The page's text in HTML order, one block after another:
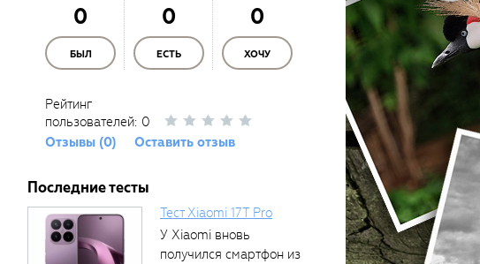
0
БЫЛ
0
ЕСТЬ
0
ХОЧУ
Рейтинг
пользователей: 0
Отзывы (0)
Оставить отзыв
Последние тесты
Тест Xiaomi 17T Pro
У Xiaomi вновь
получился смартфон из